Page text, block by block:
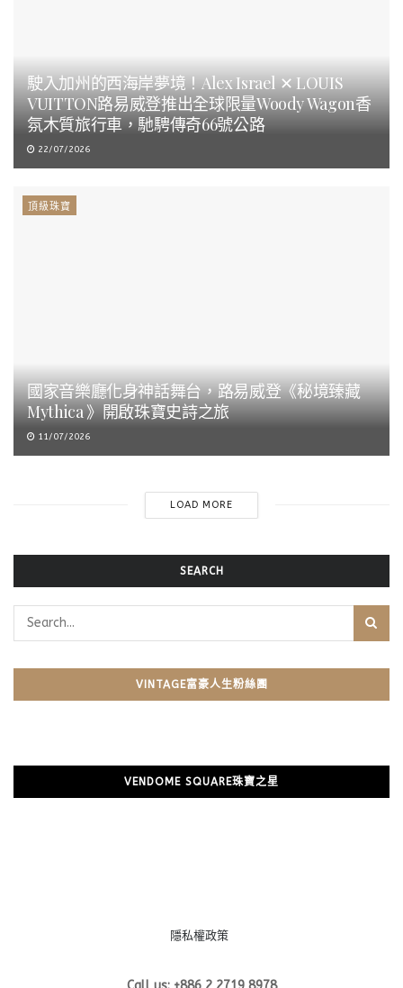
駛入加州的西海岸夢境！Alex Israel ✕ LOUIS
VUITTON路易威登推出全球限量Woody Wagon香
氛木質旅行車，馳騁傳奇66號公路
22/07/2026
頂級珠寶
國家音樂廳化身神話舞台，路易威登《秘境臻藏
Mythica 》開啟珠寶史詩之旅
11/07/2026
LOAD MORE
SEARCH
VINTAGE富豪人生粉絲團
VENDOME SQUARE珠寶之星
隱私權政策